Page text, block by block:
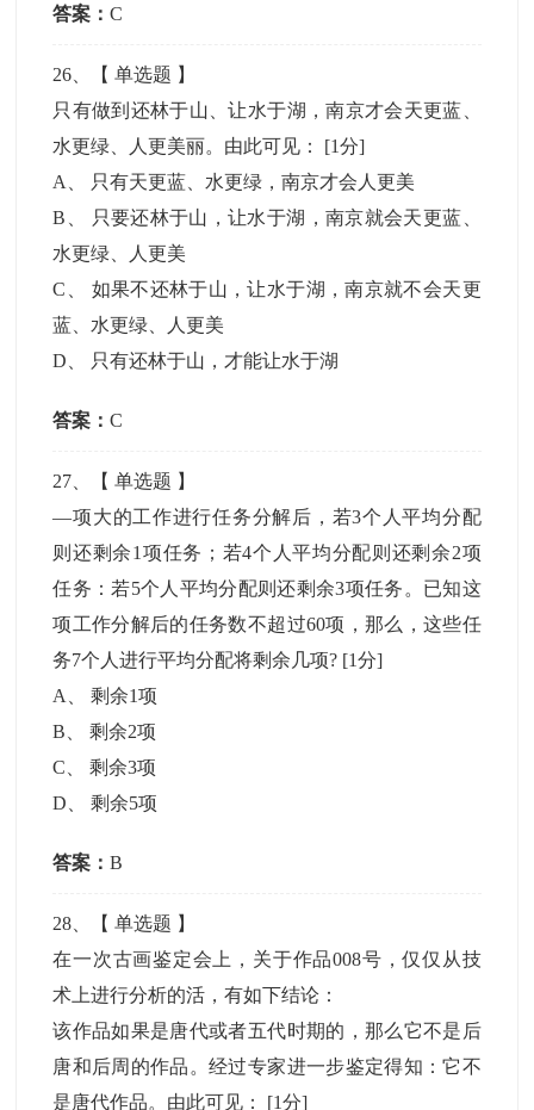
答案：C
26 、【单选题 】
只有做到还林于山、让水于湖，南京才会天更蓝、
水更绿、人更美丽。由此可见： [1分]
A
只有天更蓝、水更绿，南京才会人更美
B
只要还林于山，让水于湖，南京就会天更蓝、
水更绿、人更美
C
如果不还林于山，让水于湖，南京就不会天更
蓝、水更绿、人更美
D
只有还林于山，才能让水于湖
答案：C
27 、【单选题 】
—项大的工作进行任务分解后，若3个人平均分配
则还剩余1项任务；若4个人平均分配则还剩余2项
任务：若5个人平均分配则还剩余3项任务。已知这
项工作分解后的任务数不超过60项，那么，这些任
务7个人进行平均分配将剩余几项? [1分]
A
、剩余1项
B 、剩余2项
C 、剩余3项
D 、剩余5项
答案：B
28 、【单选题 】
在一次古画鉴定会上，关于作品008号，仅仅从技
术上进行分析的活，有如下结论：
该作品如果是唐代或者五代时期的，那么它不是后
唐和后周的作品。经过专家进一步鉴定得知：它不
是唐代作品。由此可见： [1分]